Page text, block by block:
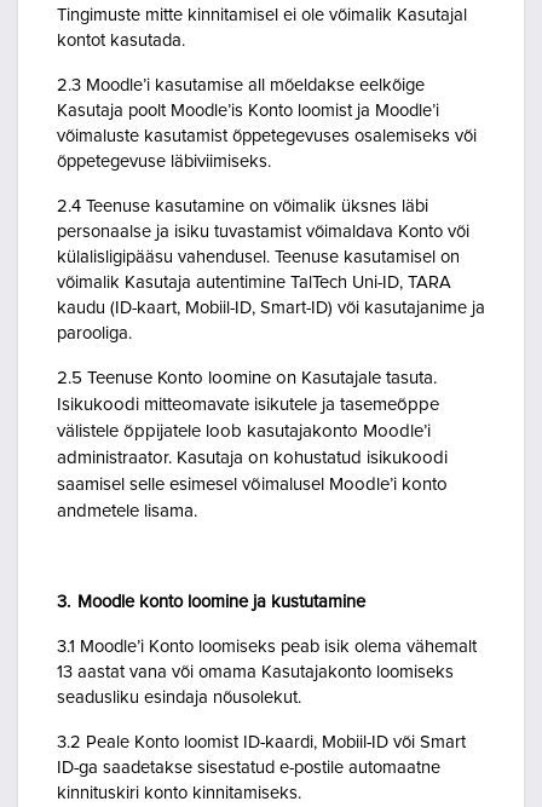
Tingimuste mitte kinnitamisel ei ole võimalik Kasutajal
kontot kasutada.
2.3 Moodle’i kasutamise all mõeldakse eelkõige
Kasutaja poolt Moodle’is Konto loomist ja Moodle’i
võimaluste kasutamist õppetegevuses osalemiseks või
õppetegevuse läbiviimiseks.
2.4 Teenuse kasutamine on võimalik üksnes läbi
personaalse ja isiku tuvastamist võimaldava Konto või
külalisligipääsu vahendusel. Teenuse kasutamisel on
võimalik Kasutaja autentimine TalTech Uni-ID, TARA
kaudu (ID-kaart, Mobiil-ID, Smart-ID) või kasutajanime ja
parooliga.
2.5 Teenuse Konto loomine on Kasutajale tasuta.
Isikukoodi mitteomavate isikutele ja tasemeõppe
välistele õppijatele loob kasutajakonto Moodle’i
administraator. Kasutaja on kohustatud isikukoodi
saamisel selle esimesel võimalusel Moodle’i konto
andmetele lisama.
3. Moodle konto loomine ja kustutamine
3.1 Moodle’i Konto loomiseks peab isik olema vähemalt
13 aastat vana või omama Kasutajakonto loomiseks
seadusliku esindaja nõusolekut.
3.2 Peale Konto loomist ID-kaardi, Mobiil-ID või Smart
ID-ga saadetakse sisestatud e-postile automaatne
kinnituskiri konto kinnitamiseks.